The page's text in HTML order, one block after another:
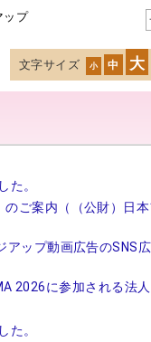
ップ
文字サイズ 小 中 大
た。
ご案内（（公財）日
ップ動画広告のSNS
2026に参加される法
た。